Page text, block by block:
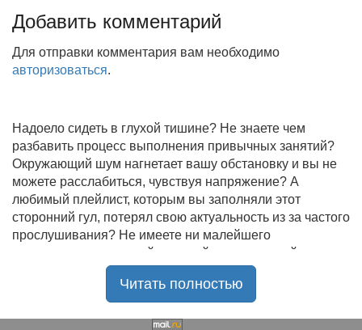
Добавить комментарий
Для отправки комментария вам необходимо
авторизоваться.
Надоело сидеть в глухой тишине? Не знаете чем
разбавить процесс выполнения привычных занятий?
Окружающий шум нагнетает вашу обстановку и вы не
можете расслабиться, чувствуя напряжение? А
любимый плейлист, которым вы заполняли этот
сторонний гул, потерял свою актуальность из за частого
прослушивания? Не имеете ни малейшего
представления, где найти новый качественный контент
на замену старому? В таком случае вы обратились по
Читать полностью